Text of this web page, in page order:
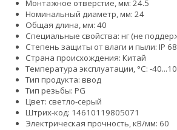
Монтажное отверстие, мм: 24.5
Номинальный диаметр, мм: 24
Общая длина, мм: 40
Специальные свойства: нг (не
Степень защиты от влаги и пыли: IP 68
Страна происхождения: Китай
Температура эксплуатации, °С: -
Тип продукта: ввод
Тип резьбы: PG
Цвет: светло-серый
Штрих-код: 14610119805071
Электрическая прочность, кВ/мм: 60